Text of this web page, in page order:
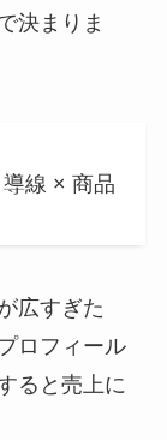
決まりま
線 × 商品
広すぎた
ロフィール
ると売上に